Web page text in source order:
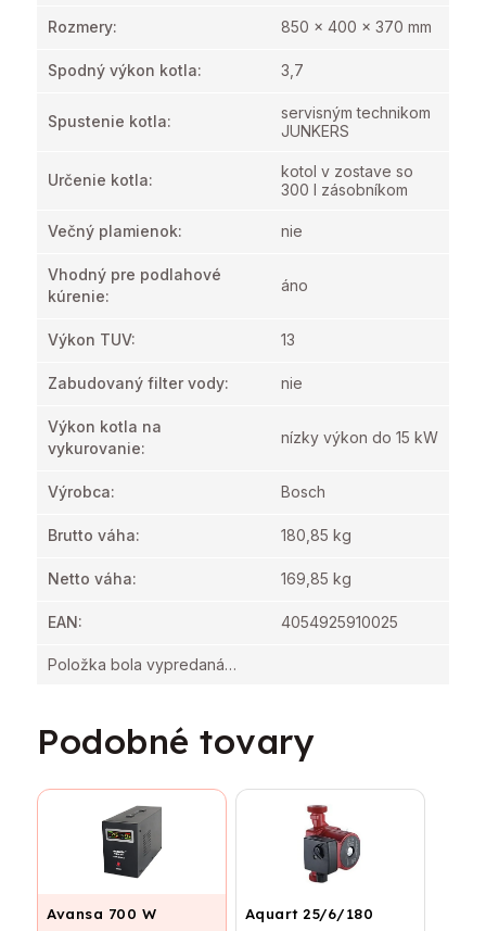
Rozmery: 850 x 400 x 370 mm
Spodný výkon kotla: 3,7
Spustenie kotla:
servisným technikom
JUNKERS
Určenie kotla:
kotol v zostave so
300 l zásobníkom
Večný plamienok: nie
Vhodný pre podlahové
kúrenie:
áno
Výkon TUV: 13
Zabudovaný filter vody: nie
Výkon kotla na
vykurovanie:
nízky výkon do 15 kW
Výrobca: Bosch
Brutto váha: 180,85 kg
Netto váha: 169,85 kg
EAN: 4054925910025
Položka bola vypredaná…
Podobné tovary
Avansa 700 W Aquart 25/6/180